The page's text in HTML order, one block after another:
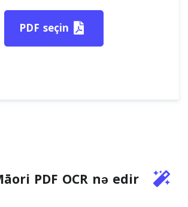
PDF seçin
PDF OCR nə edir